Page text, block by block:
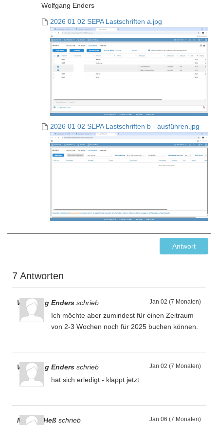
Wolfgang Enders
2026 01 02 SEPA Lastschriften a.jpg
2026 01 02 SEPA Lastschriften b - ausführen.jpg
Antwort
7 Antworten
Jan 02 (7 Monaten)
Wolfgang Enders schrieb
Ich möchte aber zumindest für einen Zeitraum
von 2-3 Wochen noch für 2025 buchen können.
Jan 02 (7 Monaten)
Wolfgang Enders schrieb
hat sich erledigt - klappt jetzt
Jan 06 (7 Monaten)
Markus Heß schrieb